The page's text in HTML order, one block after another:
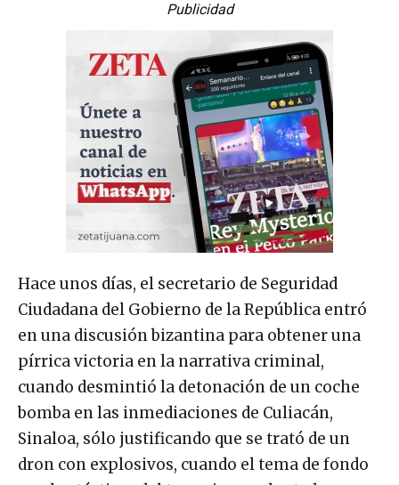
Publicidad
Hace unos días, el secretario de Seguridad
Ciudadana del Gobierno de la República entró
en una discusión bizantina para obtener una
pírrica victoria en la narrativa criminal,
cuando desmintió la detonación de un coche
bomba en las inmediaciones de Culiacán,
Sinaloa, sólo justificando que se trató de un
dron con explosivos, cuando el tema de fondo